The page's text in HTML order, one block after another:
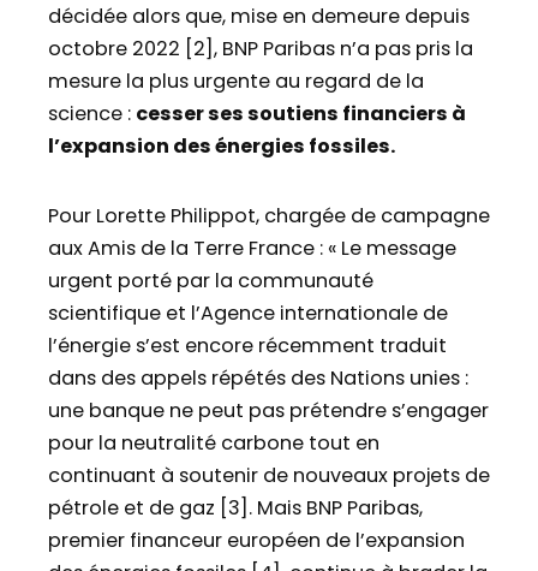
décidée alors que, mise en demeure depuis
octobre 2022 [2], BNP Paribas n’a pas pris la
mesure la plus urgente au regard de la
science : cesser ses soutiens financiers à
l’expansion des énergies fossiles.
Pour Lorette Philippot, chargée de campagne
aux Amis de la Terre France : « Le message
urgent porté par la communauté
scientifique et l’Agence internationale de
l’énergie s’est encore récemment traduit
dans des appels répétés des Nations unies :
une banque ne peut pas prétendre s’engager
pour la neutralité carbone tout en
continuant à soutenir de nouveaux projets de
pétrole et de gaz [3]. Mais BNP Paribas,
premier financeur européen de l’expansion